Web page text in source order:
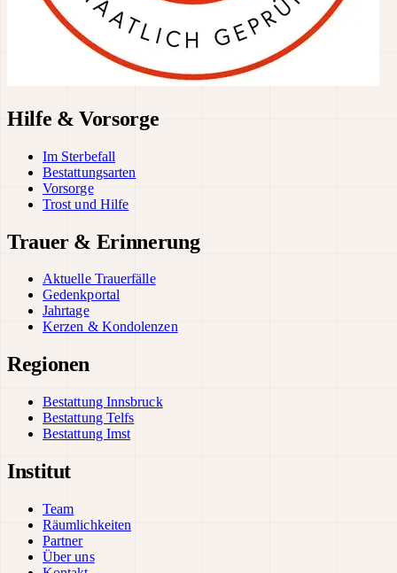
Hilfe & Vorsorge
Im Sterbefall
Bestattungsarten
Vorsorge
Trost und Hilfe
Trauer & Erinnerung
Aktuelle Trauerfälle
Gedenkportal
Jahrtage
Kerzen & Kondolenzen
Regionen
Bestattung Innsbruck
Bestattung Telfs
Bestattung Imst
Institut
Team
Räumlichkeiten
Partner
Über uns